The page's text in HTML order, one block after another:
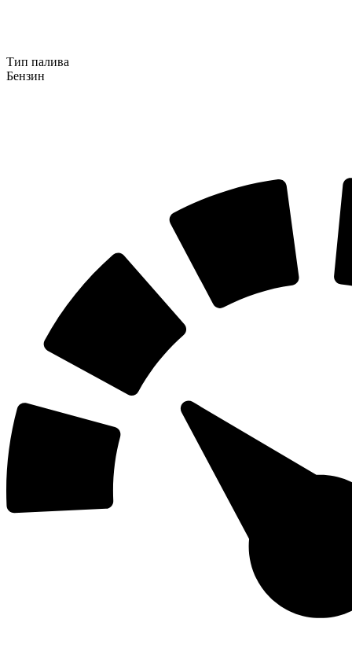
Тип палива
Бензин